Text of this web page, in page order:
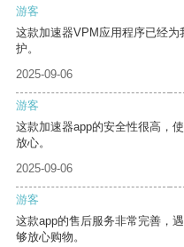
游客
这款加速器VPM应用程序已经
护。
2025-09-06
游客
这款加速器app的安全性很高，
放心。
2025-09-06
游客
这款app的售后服务非常完善，
够放心购物。